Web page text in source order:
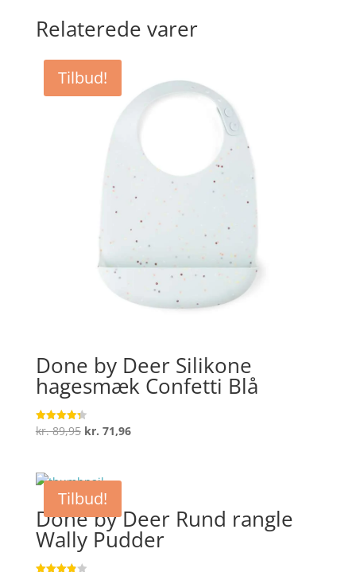
Relaterede varer
Tilbud!
Done by Deer Silikone
hagesmæk Confetti Blå
Vurderet
4.3
kr.89,95 Den
var:
kr. 89,95.
kr. 71,96Den
Tilbud!
Done by Deer Rund rangle
Wally Pudder